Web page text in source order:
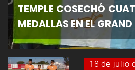
TEMPLE COSECHÓ
MEDALLAS EN EL
18 de julio